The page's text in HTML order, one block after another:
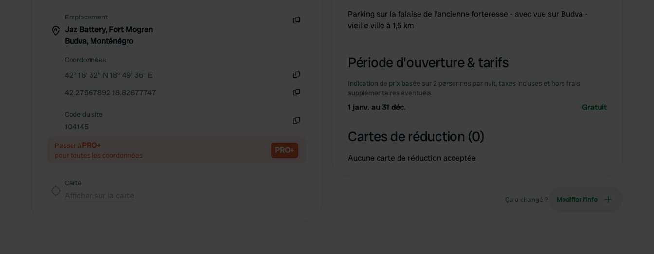
Emplacement
Jaz Battery, Fort Mogren
Budva, Monténégro
Coordonnées
42° 16' 32" N 18° 49' 36" E
42.27567892 18.82677747
Code du site
104145
Passer àPRO+
pour toutes les coordonnées PRO+
Carte
Parking sur la falaise de l'ancienne forteresse - avec vue sur Budva -
vieille ville à 1,5 km
Période d'ouverture & tarifs
Indication de prix basée sur 2 personnes par nuit, taxes incluses et hors frais
supplémentaires éventuels.
1 janv. au 31 déc. Gratuit
Cartes de réduction (0)
Aucune carte de réduction acceptée
Ça a changé ? Modifier l’info